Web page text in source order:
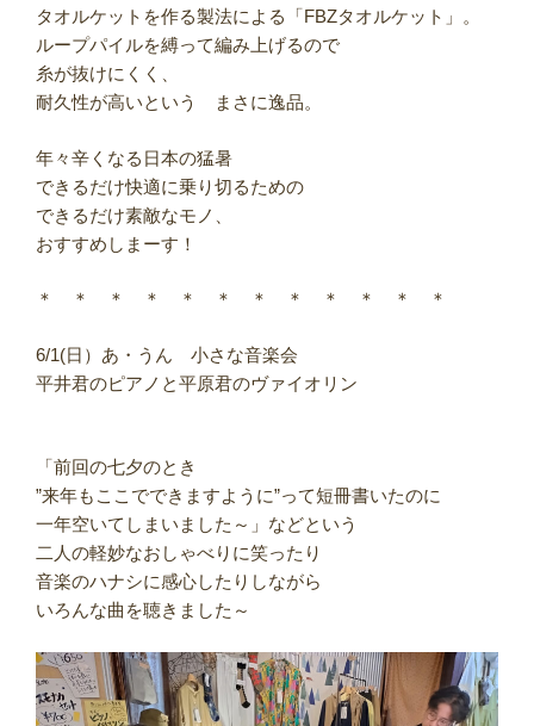
タオルケットを作る製法による「FBZタオルケット」。
ループパイルを縛って編み上げるので
糸が抜けにくく、
耐久性が高いという まさに逸品。
年々辛くなる日本の猛暑
できるだけ快適に乗り切るための
できるだけ素敵なモノ、
おすすめしまーす！
＊ ＊ ＊ ＊ ＊ ＊ ＊ ＊ ＊ ＊ ＊ ＊
6/1(日）あ・うん 小さな音楽会
平井君のピアノと平原君のヴァイオリン
「前回の七夕のとき
”来年もここでできますように”って短冊書いたのに
一年空いてしまいました～」などという
二人の軽妙なおしゃべりに笑ったり
音楽のハナシに感心したりしながら
いろんな曲を聴きました～